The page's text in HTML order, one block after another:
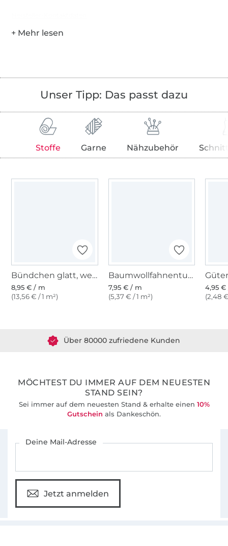
Unser Tipp: Das passt dazu
Stoffe Garne Nähzubehör
Bündchen glatt, weiß
8,95 € / m
(13,56 € / 1 m²)
Baumwollfahnentuch, weiß
7,95 € / m
(5,37 € / 1 m²)
4,95 €
(2,48
MÖCHTEST DU IMMER AUF DEM NEUESTEN
STAND SEIN?
Sei immer auf dem neuesten Stand & erhalte einen 10%
Gutschein als Dankeschön.
Deine Mail-Adresse
Jetzt anmelden